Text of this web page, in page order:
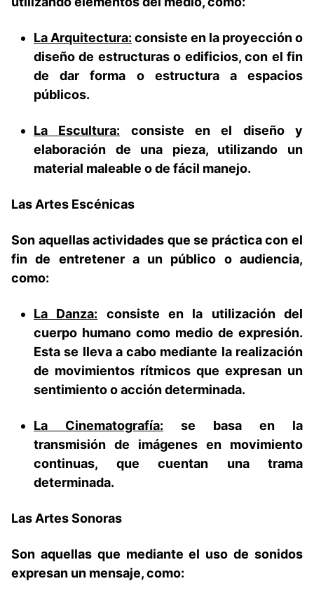
La Arquitectura: consiste en la proyección o
diseño de estructuras o edificios, con el fin
de dar forma o estructura a espacios
públicos.
La Escultura: consiste en el diseño y
elaboración de una pieza, utilizando un
material maleable o de fácil manejo.
Las Artes Escénicas
Son aquellas actividades que se práctica con el
fin de entretener a un público o audiencia,
como:
La Danza: consiste en la utilización del
cuerpo humano como medio de expresión.
Esta se lleva a cabo mediante la realización
de movimientos rítmicos que expresan un
sentimiento o acción determinada.
La Cinematografía: se basa en la
transmisión de imágenes en movimiento
continuas, que cuentan una trama
determinada.
Las Artes Sonoras
Son aquellas que mediante el uso de sonidos
expresan un mensaje, como: